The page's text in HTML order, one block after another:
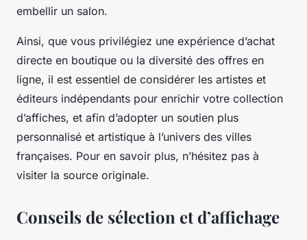
embellir un salon.
Ainsi, que vous privilégiez une expérience d’achat
directe en boutique ou la diversité des offres en
ligne, il est essentiel de considérer les artistes et
éditeurs indépendants pour enrichir votre collection
d’affiches, et afin d’adopter un soutien plus
personnalisé et artistique à l’univers des villes
françaises. Pour en savoir plus, n’hésitez pas à
visiter la source originale.
Conseils de sélection et d’affichage